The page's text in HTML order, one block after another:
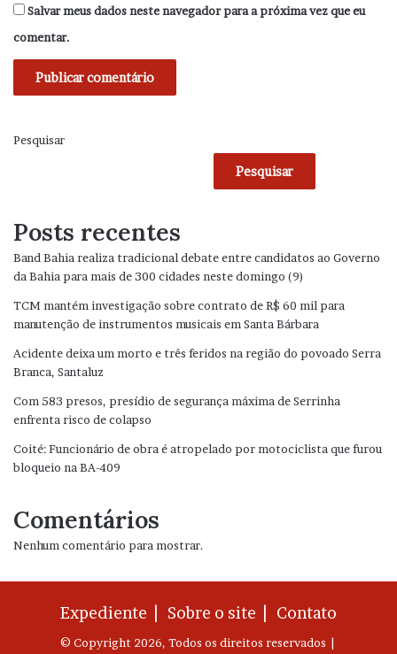
Salvar meus dados neste navegador para a próxima vez que eu
comentar.
Pesquisar
Pesquisar
Posts recentes
Band Bahia realiza tradicional debate entre candidatos ao Governo
da Bahia para mais de 300 cidades neste domingo (9)
TCM mantém investigação sobre contrato de R$ 60 mil para
manutenção de instrumentos musicais em Santa Bárbara
Acidente deixa um morto e três feridos na região do povoado Serra
Branca, Santaluz
Com 583 presos, presídio de segurança máxima de Serrinha
enfrenta risco de colapso
Coité: Funcionário de obra é atropelado por motociclista que furou
bloqueio na BA-409
Comentários
Nenhum comentário para mostrar.
Expediente | Sobre o site | Contato
© Copyright 2026, Todos os direitos reservados |